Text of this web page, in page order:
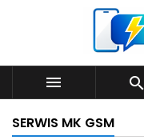
 
SERWIS MK GSM